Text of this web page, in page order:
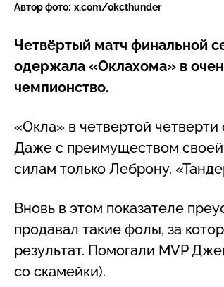
Автор фото: x.com/okcthunder
Четвёртый матч финальной
одержала «Оклахома» в
чемпионство.
«Окла» в четвертой четверти
Даже с преимуществом своей
силам только Леброну.
Вновь в этом показателе
продавал такие фолы, за
результат. Помогали MVP
со скамейки).